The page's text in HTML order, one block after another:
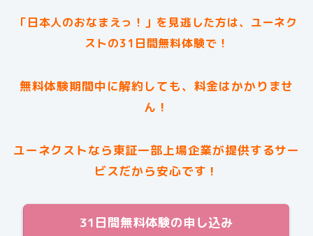
「日本人のおなまえっ！」を見逃した方は、ユーネク
ストの31日間無料体験で！
無料体験期間中に解約しても、料金はかかりませ
ん！
ユーネクストなら東証一部上場企業が提供するサー
ビスだから安心です！
31日間無料体験の申し込み